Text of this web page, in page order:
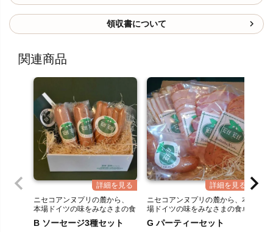
領収書について
関連商品
ニセコアンヌプリの麓から、
本場ドイツの味をみなさまの食
卓へ。
B ソーセージ3種セット
ニセコアンヌプリの麓から、本
場ドイツの味をみなさまの食卓
へ。
G パーティーセット